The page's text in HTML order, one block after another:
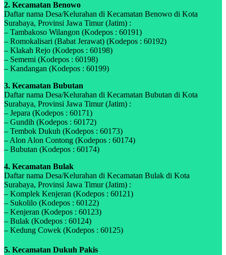
2. Kecamatan Benowo
Daftar nama Desa/Kelurahan di Kecamatan Benowo di Kota
Surabaya, Provinsi Jawa Timur (Jatim) :
– Tambakoso Wilangon (Kodepos : 60191)
– Romokalisari (Babat Jerawat) (Kodepos : 60192)
– Klakah Rejo (Kodepos : 60198)
– Sememi (Kodepos : 60198)
– Kandangan (Kodepos : 60199)
3. Kecamatan Bubutan
Daftar nama Desa/Kelurahan di Kecamatan Bubutan di Kota
Surabaya, Provinsi Jawa Timur (Jatim) :
– Jepara (Kodepos : 60171)
– Gundih (Kodepos : 60172)
– Tembok Dukuh (Kodepos : 60173)
– Alon Alon Contong (Kodepos : 60174)
– Bubutan (Kodepos : 60174)
4. Kecamatan Bulak
Daftar nama Desa/Kelurahan di Kecamatan Bulak di Kota
Surabaya, Provinsi Jawa Timur (Jatim) :
– Komplek Kenjeran (Kodepos : 60121)
– Sukolilo (Kodepos : 60122)
– Kenjeran (Kodepos : 60123)
– Bulak (Kodepos : 60124)
– Kedung Cowek (Kodepos : 60125)
5. Kecamatan Dukuh Pakis